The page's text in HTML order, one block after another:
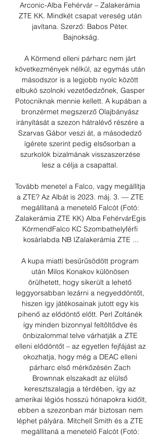
Arconic-Alba Fehérvár – Zalakerámia
ZTE KK. Mindkét csapat vereség után
javítana. Szerző: Babos Péter.
Bajnokság.
A Körmend elleni párharc nem járt
következmények nélkül, az egymás után
másodszor is a legjobb nyolc között
elbukó szolnoki vezetőedzőnek, Gasper
Potocniknak mennie kellett. A kupában a
bronzérmet megszerző Olajbányász
irányítását a szezon hátralévő részére a
Szarvas Gábor veszi át, a másodedző
ígérete szerint pedig elsősorban a
szurkolók bizalmának visszaszerzése
lesz a célja a csapattal.
Tovább menetel a Falco, vagy megállítja
a ZTE? Az Albát is 2023. máj. 3. — ZTE
megállítaná a menetelő Falcót (Fotó:
Zalakerámia ZTE KK) Alba FehérvárEgis
KörmendFalco KC Szombathelyférfi
kosárlabda NB IZalakerámia ZTE ...
A kupa miatti besűrűsödött program
után Milos Konakov különösen
örülhetett, hogy sikerült a lehető
leggyorsabban lezárni a negyeddöntőt,
hiszen így játékosainak jutott egy kis
pihenő az elődöntő előtt. Perl Zoltánék
így minden bizonnyal feltöltődve és
önbizalommal telve várhatják a ZTE
elleni elődöntőt – az egyetlen fejfájást az
okozhatja, hogy még a DEAC elleni
párharc első mérkőzésén Zach
Brownnak elszakadt az elülső
keresztszalagja a térdében, így az
amerikai légiós hosszú hónapokra kidőlt,
ebben a szezonban már biztosan nem
léphet pályára. Mitchell Smith és a ZTE
megállítaná a menetelő Falcót (Fotó: